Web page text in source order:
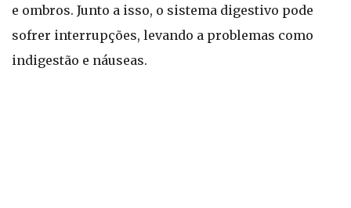
e ombros. Junto a isso, o sistema digestivo pode
sofrer interrupções, levando a problemas como
indigestão e náuseas.